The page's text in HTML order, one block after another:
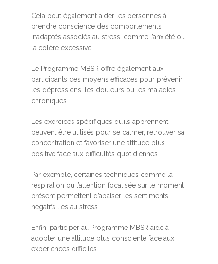
Cela peut également aider les personnes à
prendre conscience des comportements
inadaptés associés au stress, comme l’anxiété ou
la colère excessive.
Le Programme MBSR offre également aux
participants des moyens efficaces pour prévenir
les dépressions, les douleurs ou les maladies
chroniques.
Les exercices spécifiques qu’ils apprennent
peuvent être utilisés pour se calmer, retrouver sa
concentration et favoriser une attitude plus
positive face aux difficultés quotidiennes.
Par exemple, certaines techniques comme la
respiration ou l’attention focalisée sur le moment
présent permettent d’apaiser les sentiments
négatifs liés au stress.
Enfin, participer au Programme MBSR aide à
adopter une attitude plus consciente face aux
expériences difficiles.